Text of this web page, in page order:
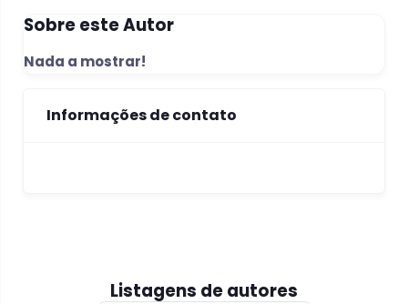
Sobre este Autor
Nada a mostrar!
Informações de contato
Listagens de autores